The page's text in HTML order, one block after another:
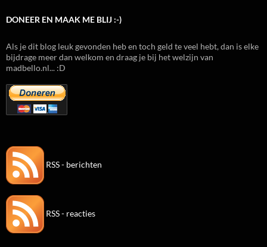
DONEER EN MAAK ME BLIJ :-)
Als je dit blog leuk gevonden heb en toch geld te veel hebt, dan is elke
bijdrage meer dan welkom en draag je bij het welzijn van
madbello.nl... :D
RSS - berichten
RSS - reacties